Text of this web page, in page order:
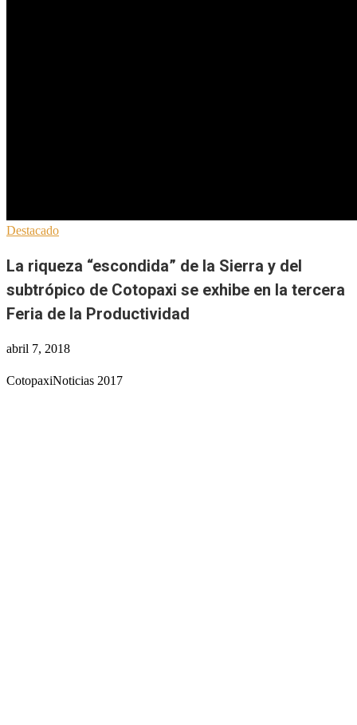
Destacado
La riqueza “escondida” de la Sierra y del
subtrópico de Cotopaxi se exhibe en la tercera
Feria de la Productividad
abril 7, 2018
CotopaxiNoticias 2017